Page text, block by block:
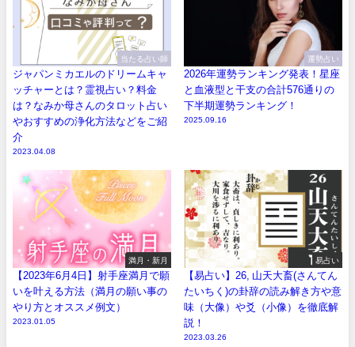
当たる占い師
ジャパンミカエルのドリームキャ
ッチャーとは？霊視占い？料金
は？なみか母さんのタロット占い
やおすすめの浄化方法などをご紹
介
2023.04.08
運勢占い
2026年運勢ランキング発表！星座
と血液型と干支の合計576通りの
下半期運勢ランキング！
2025.09.16
満月・新月
【2023年6月4日】射手座満月で願
いを叶える方法（満月の願い事の
やり方とオススメ例文）
2023.01.05
易占い
【易占い】26, 山天大畜(さんてん
たいちく)の卦辞の読み解き方や意
味（大像）や爻（小像）を徹底解
説！
2023.03.26